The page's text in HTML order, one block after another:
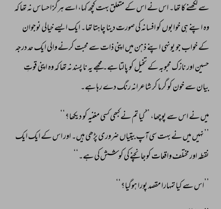
سے لکھنے کا تھا۔ اس نے اس کے متعلق بہت کچھ کہا، اسے ہرگز احساس نہ تھا کہ
وہ اپنے ہی خوابوں کو افسانہ کی صورت دینا چاہتا تھا۔ ایک ایسے خیالی نوجوان
کے خواب جو یونہی اپنے ذہن میں اپنی ذات سے محبت کرنے والی ایک حد درجہ
حسین اور نازک محبوبہ کے تخیل کو پالتا ہے۔ مجھے یہ نا پسند نہ تھا کہ وہ اپنی قوتِ
بیان سے خون کو گرما کر شاعرانہ رنگ دے رہا ہے۔
میں نے اس سے پوچھا، ’’کیا تم نے کبھی کسی مغنیہ کو دیکھا؟‘‘
نہیں میں نے بہت سی آپ بیتیاں ضروری پڑھی ہیں۔ اور اس کے ایک ایک
نقطہ اور مختلف واقعات کوجانچنے کی کوشش کی ہے۔‘‘
’’اس سے کیا تمہارا مقصد پورا ہوگیا؟‘‘